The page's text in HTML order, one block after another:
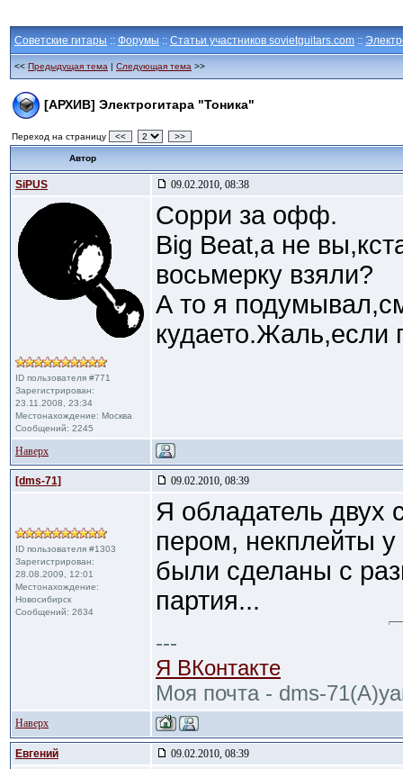
Советские гитары :: Форумы :: Статьи участников sovietguitars.com ::
<< Предыдущая тема | Следующая тема >>
[АРХИВ] Электрогитара "Тоника"
Переход на страницу << >>
Автор
SiPUS 09.02.2010, 08:38
ID пользователя #771
Зарегистрирован:
23.11.2008, 23:34
Местонахождение: Москва
Сообщений: 2245
Сорри за офф.
Big Beat,а не
восьмерку взяли?
А то я
кудаето.Жаль,если
Наверх
[dms-71] 09.02.2010, 08:39
ID пользователя #1303
Зарегистрирован:
28.08.2009, 12:01
Местонахождение:
Новосибирск
Сообщений: 2634
Я обладатель двух
пером, некплейты у
были сделаны с
партия...
---
Я ВКонтакте
Моя почта - dms-
Наверх
Евгений 09.02.2010, 08:39